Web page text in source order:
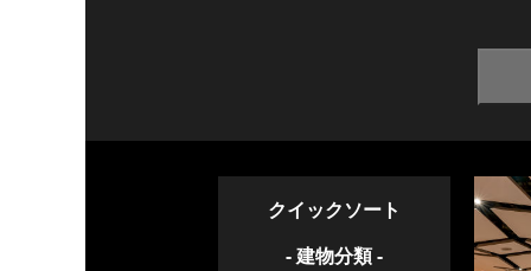
クイックソート
- 建物分類 -